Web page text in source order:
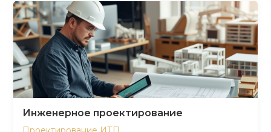
Инженерное проектирование